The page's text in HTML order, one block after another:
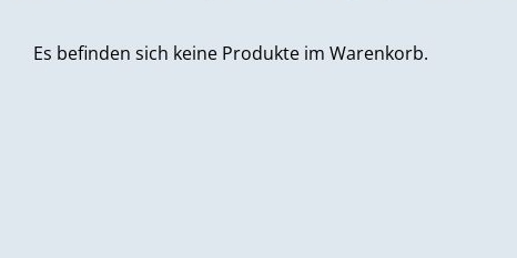
Es befinden sich keine Produkte im Warenkorb.